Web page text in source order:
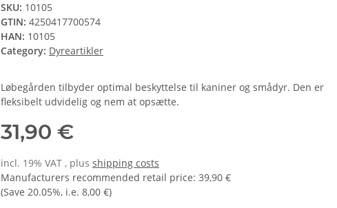
SKU: 10105
GTIN: 4250417700574
HAN: 10105
Category: Dyreartikler
Løbegården tilbyder optimal beskyttelse til kaniner og smådyr. Den er
fleksibelt udvidelig og nem at opsætte.
31,90 €
incl. 19% VAT , plus shipping costs
Manufacturers recommended retail price: 39,90 €
(Save 20.05%, i.e. 8,00 €)